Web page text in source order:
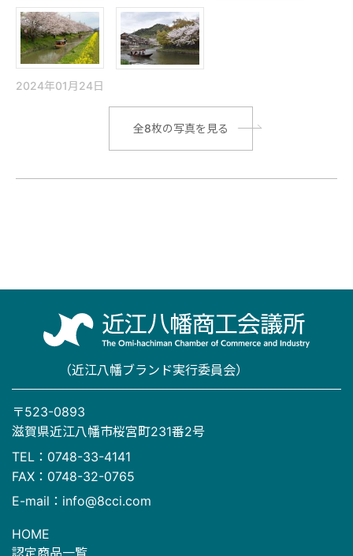
2024年01月24日
全8枚の写真を見る
（近江八幡ブランド実行委員会）
〒523-0893
滋賀県近江八幡市桜宮町231番2号
TEL：0748-33-4141
FAX：0748-32-0765
E-mail：info@8cci.com
HOME